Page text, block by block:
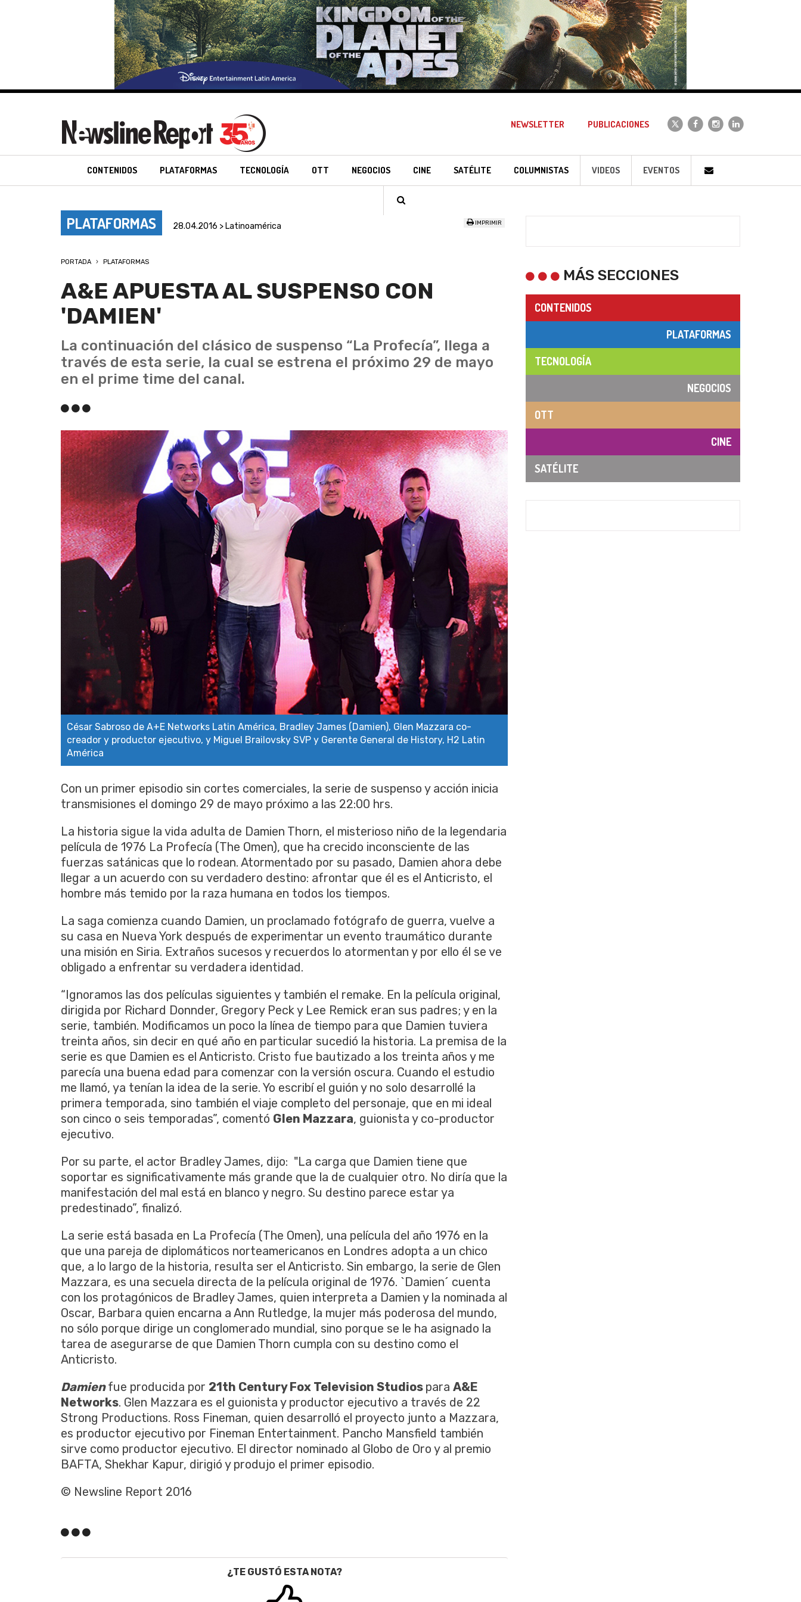
NEWSLETTER PUBLICACIONES
CONTENIDOS PLATAFORMAS TECNOLOGÍA OTT NEGOCIOS CINE SATÉLITE COLUMNISTAS VIDEOS EVENTOS
PLATAFORMAS 28.04.2016 > Latinoamérica IMPRIMIR
PORTADA PLATAFORMAS
A&E APUESTA AL SUSPENSO CON
'DAMIEN'
La continuación del clásico de suspenso “La Profecía”, llega a
través de esta serie, la cual se estrena el próximo 29 de mayo
en el prime time del canal.
César Sabroso de A+E Networks Latin América, Bradley James (Damien), Glen Mazzara co-
creador y productor ejecutivo, y Miguel Brailovsky SVP y Gerente General de History, H2 Latin
América
Con un primer episodio sin cortes comerciales, la serie de suspenso y acción inicia
transmisiones el domingo 29 de mayo próximo a las 22:00 hrs.
La historia sigue la vida adulta de Damien Thorn, el misterioso niño de la legendaria
película de 1976 La Profecía (The Omen), que ha crecido inconsciente de las
fuerzas satánicas que lo rodean. Atormentado por su pasado, Damien ahora debe
llegar a un acuerdo con su verdadero destino: afrontar que él es el Anticristo, el
hombre más temido por la raza humana en todos los tiempos.
La saga comienza cuando Damien, un proclamado fotógrafo de guerra, vuelve a
su casa en Nueva York después de experimentar un evento traumático durante
una misión en Siria. Extraños sucesos y recuerdos lo atormentan y por ello él se ve
obligado a enfrentar su verdadera identidad.
“Ignoramos las dos películas siguientes y también el remake. En la película original,
dirigida por Richard Donnder, Gregory Peck y Lee Remick eran sus padres; y en la
serie, también. Modificamos un poco la línea de tiempo para que Damien tuviera
treinta años, sin decir en qué año en particular sucedió la historia. La premisa de la
serie es que Damien es el Anticristo. Cristo fue bautizado a los treinta años y me
parecía una buena edad para comenzar con la versión oscura. Cuando el estudio
me llamó, ya tenían la idea de la serie. Yo escribí el guión y no solo desarrollé la
primera temporada, sino también el viaje completo del personaje, que en mi ideal
son cinco o seis temporadas”, comentó Glen Mazzara, guionista y co-productor
ejecutivo.
Por su parte, el actor Bradley James, dijo: "La carga que Damien tiene que
soportar es significativamente más grande que la de cualquier otro. No diría que la
manifestación del mal está en blanco y negro. Su destino parece estar ya
predestinado”, finalizó.
La serie está basada en La Profecía (The Omen), una película del año 1976 en la
que una pareja de diplomáticos norteamericanos en Londres adopta a un chico
que, a lo largo de la historia, resulta ser el Anticristo. Sin embargo, la serie de Glen
Mazzara, es una secuela directa de la película original de 1976. `Damien´ cuenta
con los protagónicos de Bradley James, quien interpreta a Damien y la nominada al
Oscar, Barbara quien encarna a Ann Rutledge, la mujer más poderosa del mundo,
no sólo porque dirige un conglomerado mundial, sino porque se le ha asignado la
tarea de asegurarse de que Damien Thorn cumpla con su destino como el
Anticristo.
Damienfue producida por 21th Century Fox Television Studios para A&E
Networks. Glen Mazzara es el guionista y productor ejecutivo a través de 22
Strong Productions. Ross Fineman, quien desarrolló el proyecto junto a Mazzara,
es productor ejecutivo por Fineman Entertainment. Pancho Mansfield también
sirve como productor ejecutivo. El director nominado al Globo de Oro y al premio
BAFTA, Shekhar Kapur, dirigió y produjo el primer episodio.
© Newsline Report 2016
¿TE GUSTÓ ESTA NOTA?
MÁS SECCIONES
CONTENIDOS
PLATAFORMAS
TECNOLOGÍA
NEGOCIOS
OTT
CINE
SATÉLITE